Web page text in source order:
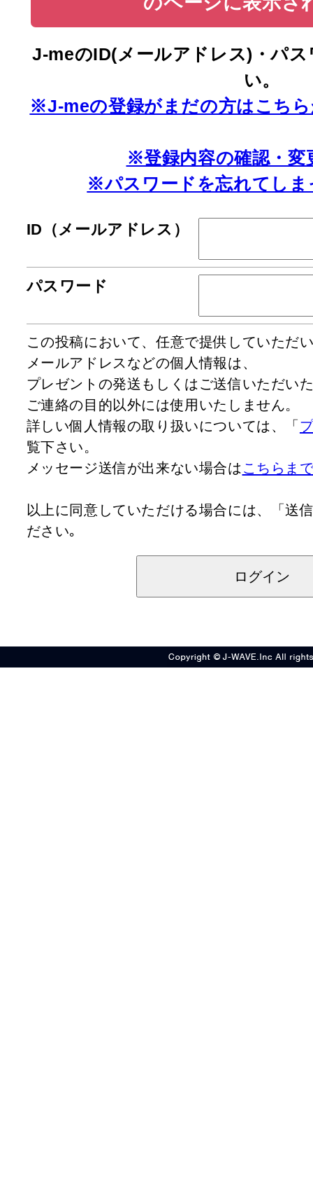
J-meのID(メールアドレス)・パ
い。
※J-meの登録がまだの方はこち
※登録内容の確認・変
※パスワードを忘れてしま
ID（メールアドレス）
パスワード
この投稿において、任意で提供していただ
メールアドレスなどの個人情報は、
プレゼントの発送もしくはご送信いただい
ご連絡の目的以外には使用いたしません。
詳しい個人情報の取り扱いについては、「
覧下さい。
メッセージ送信が出来ない場合は こちらま
以上に同意していただける場合には、「送
ださい｡